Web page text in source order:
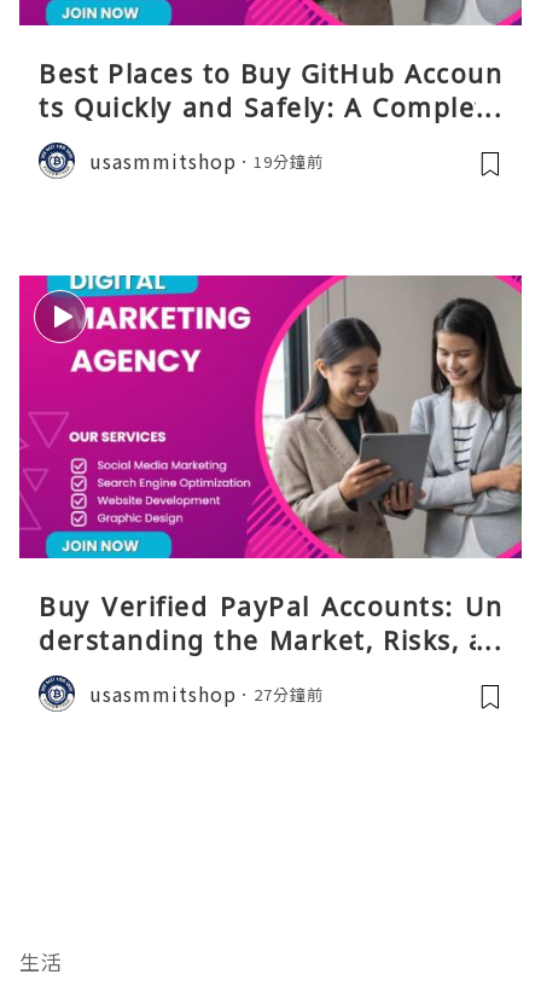
Best Places to Buy GitHub Accoun
ts Quickly and Safely: A Complete
Guide
usasmmitshop 19分鐘前
Buy Verified PayPal Accounts: Un
derstanding the Market, Risks, an
d Safer Alternatives
usasmmitshop 27分鐘前
生活